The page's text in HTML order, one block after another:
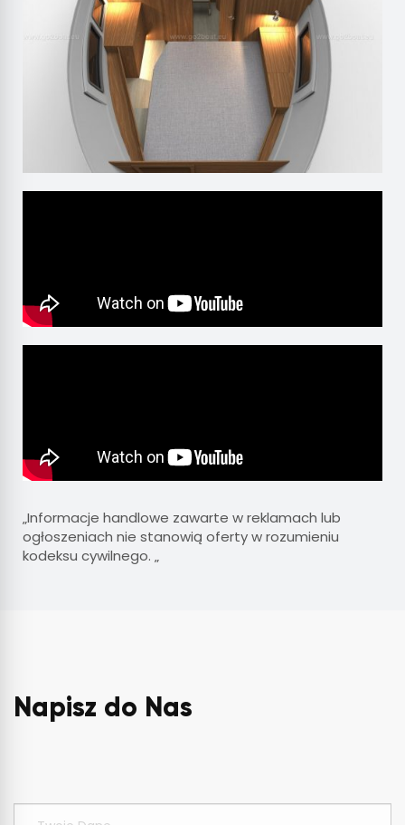
„Informacje handlowe zawarte w reklamach lub
ogłoszeniach nie stanowią oferty w rozumieniu
kodeksu cywilnego. „
Napisz do Nas